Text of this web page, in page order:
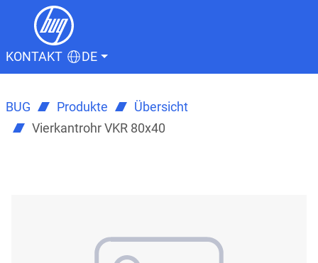
KONTAKT DE
BUG Produkte
Übersicht
Vierkantrohr VKR 80x40